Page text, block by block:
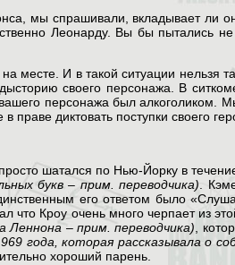
мы спрашивали, вкладывает ли
Леонарду. Вы бы пытались
И в такой ситуации нельзя
своего персонажа. В
персонажа был алкоголиком.
диктовать поступки своего
шатался по Нью-Йорку в
букв – прим. переводчика).
его ответом было
что Кроу очень много черпает
– прим. переводчика),
года, которая рассказывала о
хороший парень.